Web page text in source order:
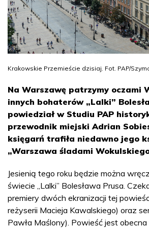
Krakowskie Przemieście dzisiaj. Fot. PAP/
Na Warszawę patrzymy oczami
innych bohaterów „Lalki”
powiedział w Studiu PAP
przewodnik miejski Adrian
księgarń trafiła niedawno jego
„Warszawa śladami
Jesienią tego roku będzie można
świecie „Lalki” Bolesława Prusa.
premiery dwóch ekranizacji tej
reżyserii Macieja Kawalskiego) oraz
Pawła Maślony). Powieść jest